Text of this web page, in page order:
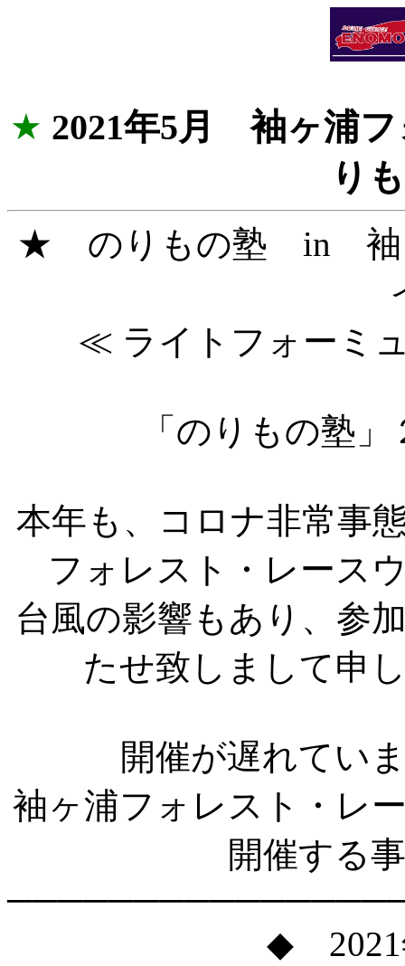
★ 2021年5月 袖ヶ浦
り
★ のりもの塾 in 袖ヶ
≪ ライトフォーミ
「のりもの塾
本年も、コロナ非常事
フォレスト・レース
台風の影響もあり、参
たせ致しまして申
開催が遅れてい
袖ヶ浦フォレスト・レ
開催する
◆ 2021